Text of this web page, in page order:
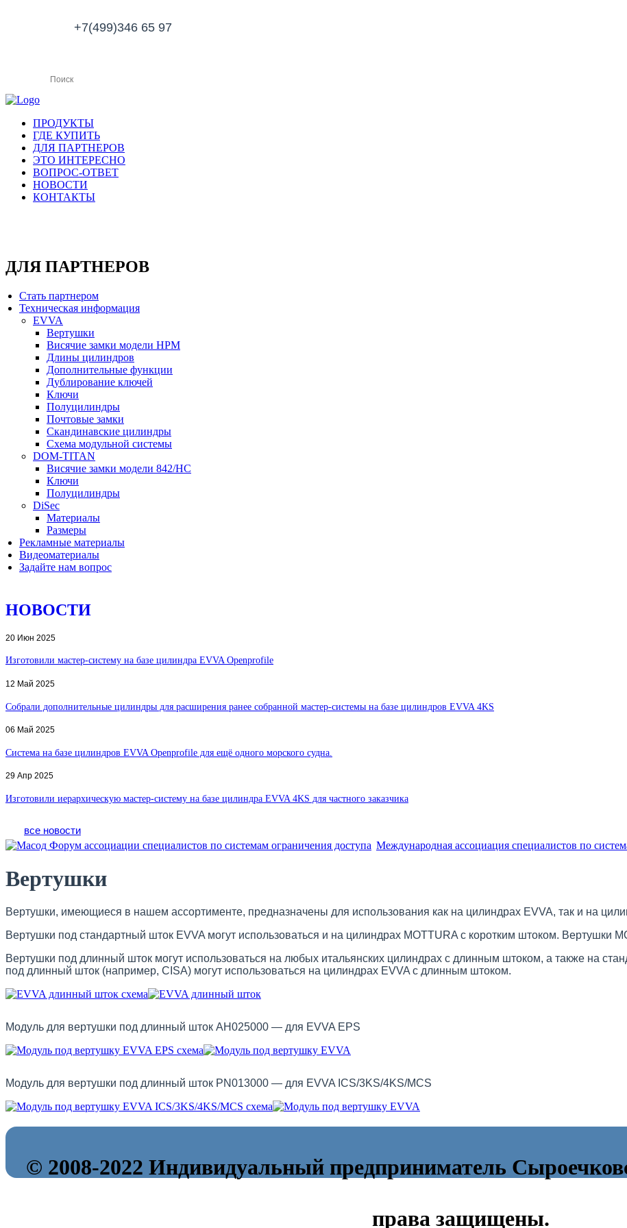
+7(499)346 65 97
ПРОДУКТЫ
ГДЕ КУПИТЬ
ДЛЯ ПАРТНЕРОВ
ЭТО ИНТЕРЕСНО
ВОПРОС-ОТВЕТ
НОВОСТИ
КОНТАКТЫ
ДЛЯ ПАРТНЕРОВ
Стать партнером
Техническая информация
EVVA
Вертушки
Висячие замки модели HPM
Длины цилиндров
Дополнительные функции
Дублирование ключей
Ключи
Полуцилиндры
Почтовые замки
Скандинавские цилиндры
Схема модульной системы
DOM-TITAN
Висячие замки модели 842/HC
Ключи
Полуцилиндры
DiSec
Материалы
Размеры
Рекламные материалы
Видеоматериалы
Задайте нам вопрос
НОВОСТИ
20 Июн 2025
Изготовили мастер-систему на базе цилиндра EVVA Openprofile
12 Май 2025
Собрали дополнительные цилиндры для расширения ранее собранной мастер-системы на базе цилиндров EVVA 4KS
06 Май 2025
Система на базе цилиндров EVVA Openprofile для ещё одного морского судна.
29 Апр 2025
Изготовили иерархическую мастер-систему на базе цилиндра EVVA 4KS для частного заказчика
все новости
Международная ассоциация специалистов по
Вертушки
Вертушки, имеющиеся в нашем ассортименте, предназначены для использования как на цилиндрах EVVA, так и на
Вертушки под стандартный шток EVVA могут использоваться и на цилиндрах MOTTURA с коротким штоком. Вертушки
Вертушки под длинный шток могут использоваться на любых итальянских цилиндрах с длинным штоком, а также на
под длинный шток (например, CISA) могут использоваться на цилиндрах EVVA с длинным штоком.
Модуль для вертушки под длинный шток AH025000 — для EVVA EPS
Модуль для вертушки под длинный шток PN013000 — для EVVA ICS/3KS/4KS/MCS
© 2008-2022 Индивидуальный предприниматель
права защищены.